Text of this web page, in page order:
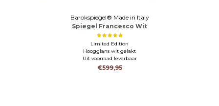
Barokspiegel® Made in Italy
Spiegel Francesco Wit
Limited Edition
Hoogglans wit gelakt
Uit voorraad leverbaar
€599,95